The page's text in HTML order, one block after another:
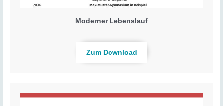
Moderner Lebenslauf
Zum Download